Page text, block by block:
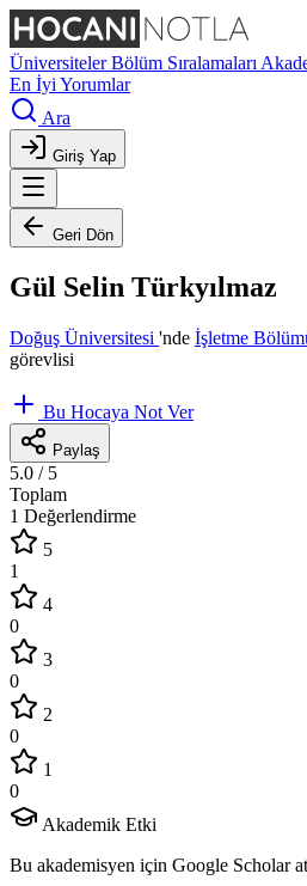
ÜniversitelerBölüm Sıralamaları
En İyi Yorumlar
Ara
Giriş Yap
Geri Dön
Gül Selin Türkyılmaz
Doğuş Üniversitesi 'nde İşletme
görevlisi
Bu Hocaya Not Ver
Paylaş
5.0 / 5
Toplam
1 Değerlendirme
5
1
4
0
3
0
2
0
1
0
Akademik Etki
Bu akademisyen için Google Scholar